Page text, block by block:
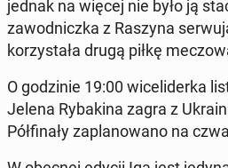
jednak na więcej nie było ją
za­wod­nicz­ka z Raszyna
ko­rzy­sta­ła drugą piłkę
O go­dzi­nie 19:00 wi­ce­li­der­ka
Jelena Ry­ba­ki­na zagra z
Pół­fi­na­ły za­pla­no­wa­no na